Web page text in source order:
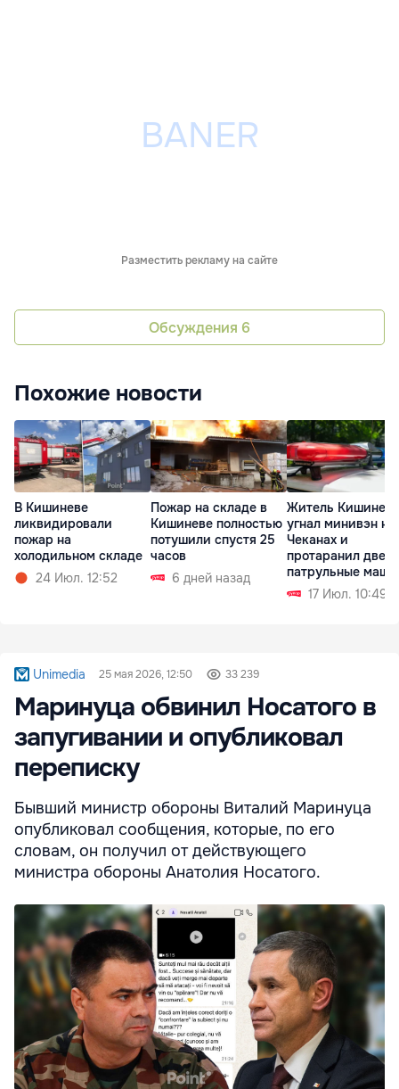
Разместить рекламу на сайте
Обсуждения 6
Похожие новости
В Кишиневе
ликвидировали
пожар на
холодильном складе
24 Июл. 12:52
Пожар на складе в
Кишиневе полностью
потушили спустя 25
часов
6 дней назад
Житель Кишинева
угнал минивэн на
Чеканах и
протаранил две
патрульные
17 Июл. 10:49
Unimedia 25 мая 2026, 12:50 33 239
Маринуца обвинил Носатого в
запугивании и опубликовал
переписку
Бывший министр обороны Виталий Маринуца
опубликовал сообщения, которые, по его
словам, он получил от действующего
министра обороны Анатолия Носатого.